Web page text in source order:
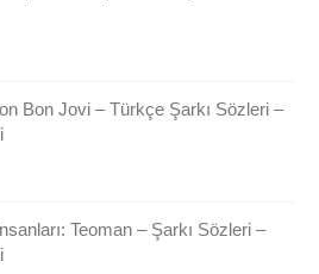
Bon Jovi – Türkçe Şarkı Sözleri –
Teoman – Şarkı Sözleri –